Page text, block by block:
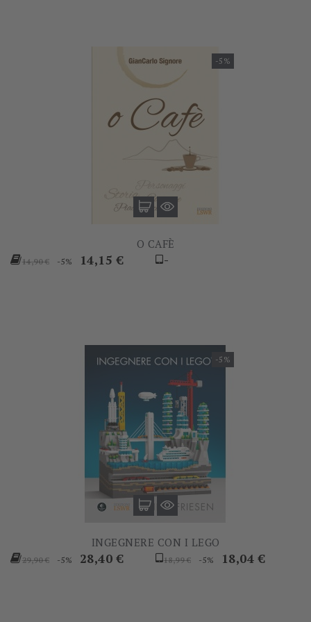
-5%
O CAFÈ
Prezzo
14,90 € -5% Prezzo
14,15 € -
-5%
INGEGNERE CON I LEGO
Prezzo
29,90 € -5% Prezzo
28,40 €
Prezzo
18,99 € -5% Prezzo
18,04 €